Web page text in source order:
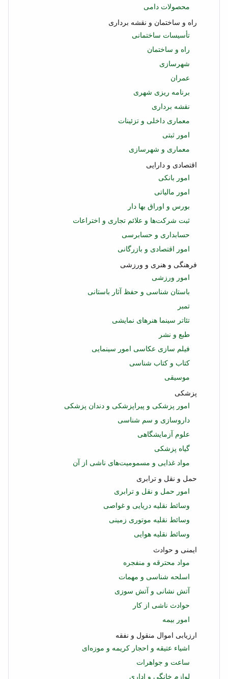
محصولات دامی
راه و ساختمان و نقشه برداری
تأسیسات ساختمانی
راه و ساختمان
شهرسازی
عمران
برنامه ریزی شهری
نقشه برداری
معماری داخلی و تزئینات
امور ثبتی
معماری و شهرسازی
اقتصادی و دارایی
امور بانکی
امور مالیاتی
بورس و اوراق بها دار
ثبت شرکت‌ها و علائم تجاری و اختراعات
حسابداری و حسابرسی
امور اقتصادی و بازرگانی
فرهنگی و هنری و ورزشی
امور ورزشی
باستان شناسی و حفظ آثار باستانی
تمبر
تئاتر سینما هنرهای نمایشی
طبع و نشر
فیلم سازی عکاسی امور سینمایی
کتاب و کتاب شناسی
موسیقی
پزشکی
امور پزشکی و پیراپزشکی و دندان پزشکی
داروسازی و سم شناسی
علوم آزمایشگاهی
گیاه پزشکی
مواد غذایی و مسمومیت‌های ناشی از آن
حمل و نقل و ترابری
امور حمل و نقل و ترابری
وسائط نقلیه دریایی و غواصی
وسائط نقلیه موتوری زمینی
وسائط نقلیه هوایی
ایمنی و حوادث
مواد محترقه و منفجره
اسلحه شناسی و مهمات
آتش نشانی و آتش سوزی
حوادث ناشی از کار
امور بیمه
ارزیابی اموال منقول و نفقه
اشیاء عتیقه و احجار کریمه و موزه‌ای
ساعت و جواهرات
لوازم خانگی و اداری